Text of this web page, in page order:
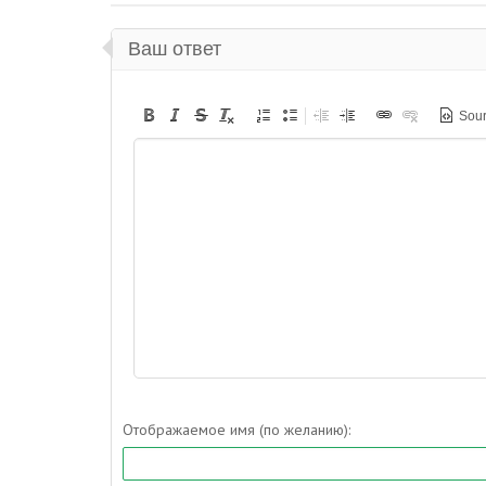
Ваш ответ
Отображаемое имя (по желанию):